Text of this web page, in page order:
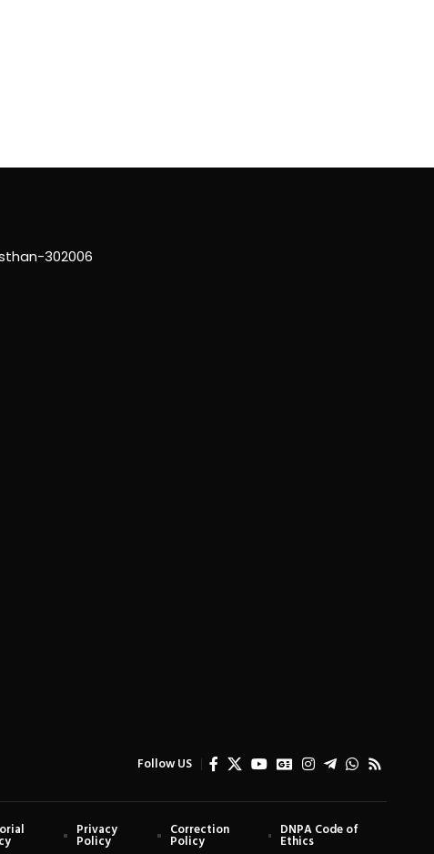
302006
Follow US
Privacy
Policy
Correction
Policy
DNPA Code of
Ethics